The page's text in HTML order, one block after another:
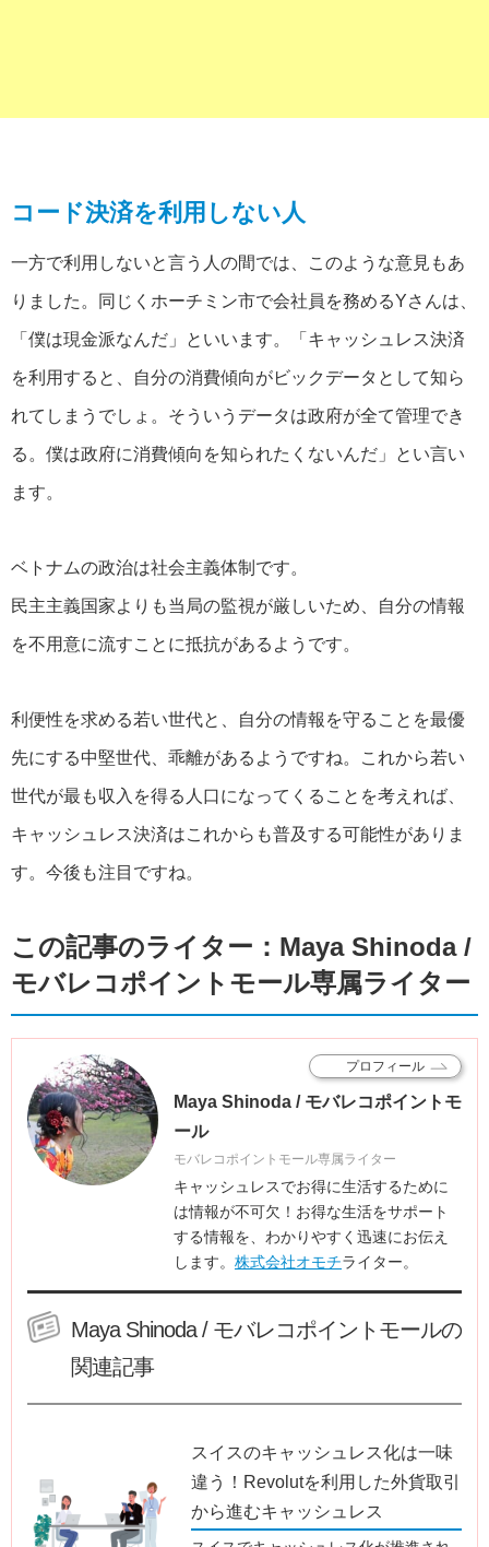
コード決済を利用しない人
一方で利用しないと言う人の間では、このような意見もあ
りました。同じくホーチミン市で会社員を務めるYさんは、
「僕は現金派なんだ」といいます。「キャッシュレス決済
を利用すると、自分の消費傾向がビックデータとして知ら
れてしまうでしょ。そういうデータは政府が全て管理でき
る。僕は政府に消費傾向を知られたくないんだ」とい言い
ます。
ベトナムの政治は社会主義体制です。
民主主義国家よりも当局の監視が厳しいため、自分の情報
を不用意に流すことに抵抗があるようです。
利便性を求める若い世代と、自分の情報を守ることを最優
先にする中堅世代、乖離があるようですね。これから若い
世代が最も収入を得る人口になってくることを考えれば、
キャッシュレス決済はこれからも普及する可能性がありま
す。今後も注目ですね。
この記事のライター：Maya Shinoda /
モバレコポイントモール専属ライター
Maya Shinoda / モバレコポイントモ
ール
モバレコポイントモール専属ライター
キャッシュレスでお得に生活するために
は情報が不可欠！お得な生活をサポート
する情報を、わかりやすく迅速にお伝え
します。 株式会社オモチライター。
プロフィール
Maya Shinoda / モバレコポイントモールの
関連記事
スイスのキャッシュレス化は一味
違う！Revolutを利用した外貨取引
から進むキャッシュレス